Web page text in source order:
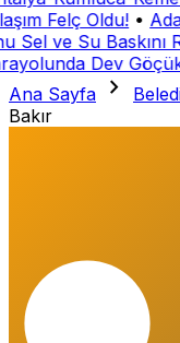
Felç Oldu! •
Sel ve Su Baskını
Dev
Ana Sayfa
chevron_right
Bakır